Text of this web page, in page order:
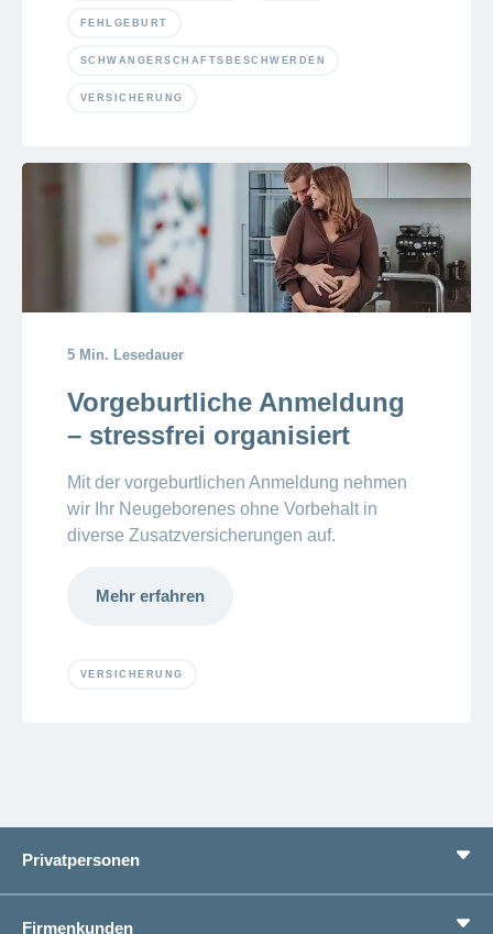
FEHLGEBURT
SCHWANGERSCHAFTSBESCHWERDEN
VERSICHERUNG
5 Min. Lesedauer
Vorgeburtliche Anmeldung
– stressfrei organisiert
Mit der vorgeburtlichen Anmeldung nehmen
wir Ihr Neugeborenes ohne Vorbehalt in
diverse Zusatzversicherungen auf.
Mehr erfahren
VERSICHERUNG
Privatpersonen
Firmenkunden